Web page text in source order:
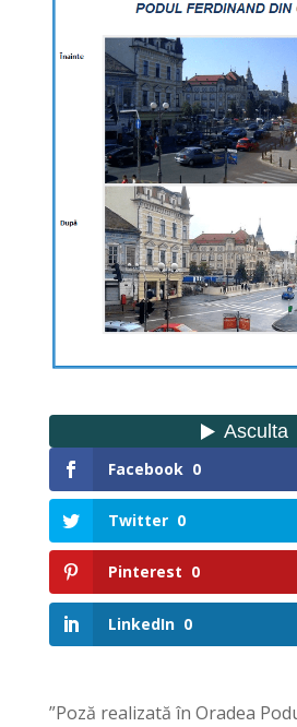
Facebook 0
Twitter 0
Pinterest 0
LinkedIn 0
”Poză realizată în Oradea